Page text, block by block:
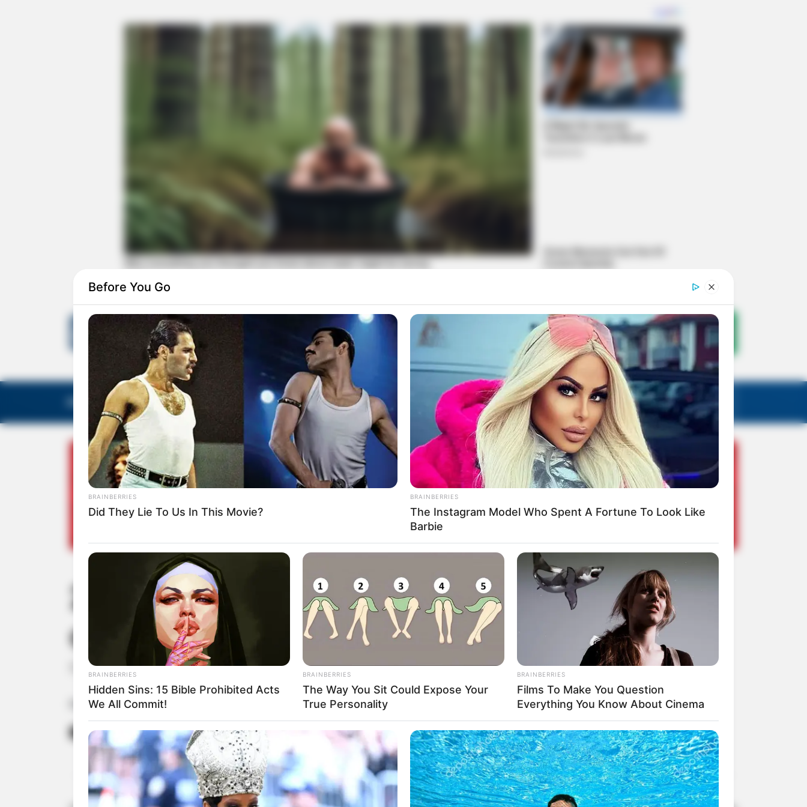
EDITORIAS GALERIA DE FOTOS NOTA DE FALECIMENTO FALE CONOSCO VC REPÓRTER
2º Encontro de Carros Antigos marca as
comemorações dos 79 anos de Quatá
Evento reunirá amantes de veículos clássicos com programação especial na Praça da Igreja Matriz
Fonte: Da Redação
GRATUITO 06/06/2024
ShareFacebookWhatsAppTelegramMessenger
X
Before You Go
BRAINBERRIES
Did They Lie To Us In This Movie?
BRAINBERRIES
The Instagram Model Who Spent A Fortune To Look Like
Barbie
BRAINBERRIES
Hidden Sins: 15 Bible Prohibited Acts
We All Commit!
BRAINBERRIES
The Way You Sit Could Expose Your
True Personality
BRAINBERRIES
Films To Make You Question
Everything You Know About Cinema